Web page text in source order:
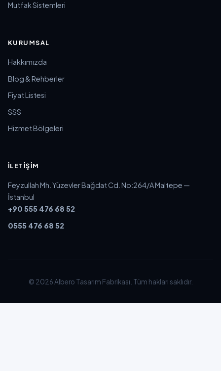
Mutfak Sistemleri
KURUMSAL
Hakkımızda
Blog & Rehberler
Fiyat Listesi
SSS
Hizmet Bölgeleri
İLETIŞIM
Feyzullah Mh. Yüzevler Bağdat Cd. No:264/A Maltepe —
İstanbul
+90 555 476 68 52
0555 476 68 52
© 2026 Albero Tasarım Fabrikası. Tüm hakları saklıdır.